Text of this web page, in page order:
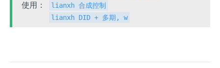
使用：
lianxh 合成控制
lianxh DID + 多期, w